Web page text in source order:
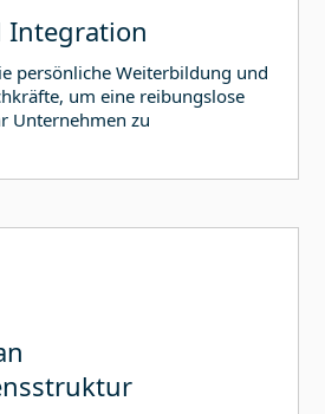
Integration
persönliche Weiterbildung und
um eine reibungslose
Unternehmen zu